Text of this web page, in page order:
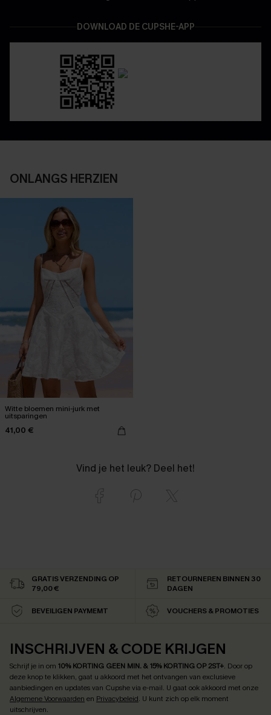
DOWNLOAD DE CUPSHE-APP
ONLANGS HERZIEN
Witte bloemen mini-jurk met
uitsparingen
41,00 €
Vind je het leuk? Deel het!
GRATIS VERZENDING OP
79,00 €
RETOURNEREN BINNEN 30
DAGEN
BEVEILIGEN PAYMEMT VOUCHERS & PROMOTIES
INSCHRIJVEN & CODE KRIJGEN
Schrijf je in om 10% KORTING GEEN MIN. & 15% KORTING OP 2ST+. Door op
deze knop te klikken, gaat u akkoord met het ontvangen van exclusieve
aanbiedingen en updates van Cupshe via e-mail. U gaat ook akkoord met onze
Algemene Voorwaarden en Privacybeleid. U kunt zich op elk moment
uitschrijven.